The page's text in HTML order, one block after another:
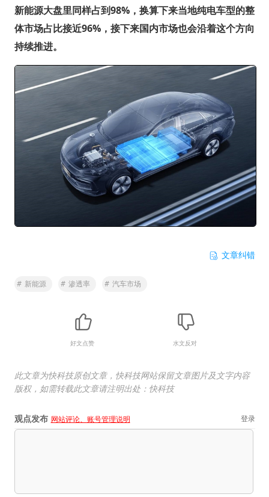
新能源大盘里同样占到98%，换算下来当地纯电车型的整
体市场占比接近96%，接下来国内市场也会沿着这个方向
持续推进。
文章纠错
# 新能源 # 渗透率 # 汽车市场
好文点赞 水文反对
此文章为快科技原创文章，快科技网站保留文章图片及文字内容
版权，如需转载此文章请注明出处：快科技
观点发布 网站评论、账号管理说明 登录